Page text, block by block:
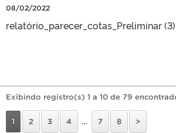
08/02/2022
relatório_parecer_cotas_Preliminar (3)
Exibindo registro(s) 1 a 10 de 79
1 2 3 4 … 7 8 >